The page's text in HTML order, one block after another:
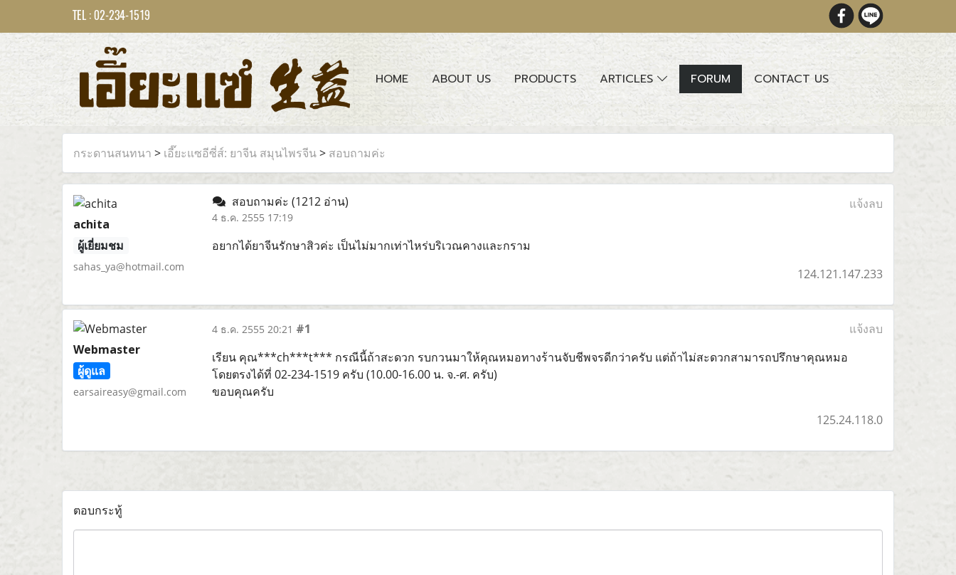
TEL : 02-234-1519
HOME ABOUT US PRODUCTS ARTICLES FORUM CONTACT US
กระดานสนทนา > เอี๊ยะแซอีซี่ส์: ยาจีน สมุนไพรจีน> สอบถามค่ะ
achita
ผู้เยี่ยมชม
sahas_ya@hotmail.com
สอบถามค่ะ (1212 อ่าน)
4 ธ.ค. 2555 17:19
แจ้งลบ
อยากได้ยาจีนรักษาสิวค่ะ เป็นไม่มากเท่าไหร่บริเวณคางและกราม
124.121.147.233
Webmaster
ผู้ดูแล
earsaireasy@gmail.com
4 ธ.ค. 2555 20:21 #1
แจ้งลบ
เรียน คุณ***ch***t*** กรณีนี้ถ้าสะดวก รบกวนมาให้คุณหมอทางร้านจับชีพจรดีกว่าครับ แต่ถ้าไม่สะดวกสามารถปรึกษาคุณหมอ
โดยตรงได้ที่ 02-234-1519 ครับ (10.00-16.00 น. จ.-ศ. ครับ)
ขอบคุณครับ
125.24.118.0
ตอบกระทู้